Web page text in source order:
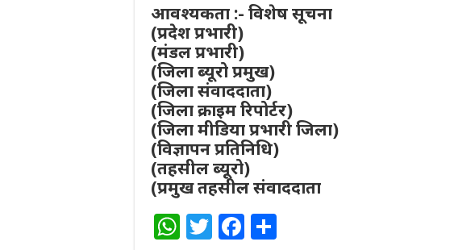
आवश्यकता :- विशेष सूचना
(प्रदेश प्रभारी)
(मंडल प्रभारी)
(जिला ब्यूरो प्रमुख)
(जिला संवाददाता)
(जिला क्राइम रिपोर्टर)
(जिला मीडिया प्रभारी जिला)
(विज्ञापन प्रतिनिधि)
(तहसील ब्यूरो)
(प्रमुख तहसील संवाददाता
W T F